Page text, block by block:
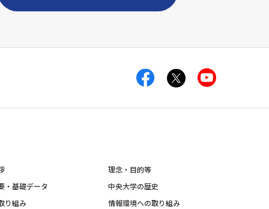
理念・目的等
・基礎データ
中央大学の歴史
り組み
情報環境への取り組み